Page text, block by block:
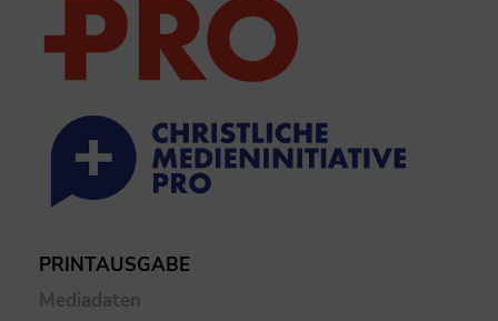
PRINTAUSGABE
Mediadaten